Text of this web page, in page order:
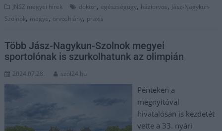
JNSZ megyei hírek doktor, egészségügy, háziorvos, Jász-Nagykun-
Szolnok, megye, orvoshiány, praxis
Több Jász-Nagykun-Szolnok megyei
sportolónak is szurkolhatunk az olimpián
2024.07.28. szol24.hu
Pénteken a
megnyitóval
hivatalosan is kezdetét
vette a 33. nyári